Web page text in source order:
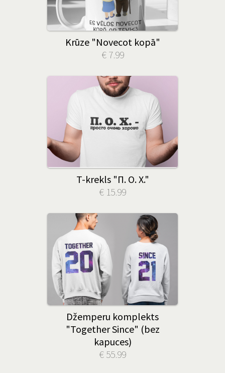
Krūze "Novecot kopā"
€ 7.99
T-krekls "П. О. X."
€ 15.99
Džemperu komplekts
"Together Since" (bez
kapuces)
€ 55.99